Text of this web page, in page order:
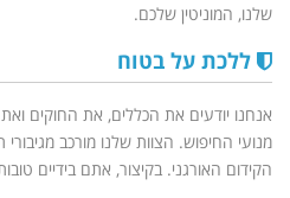
שלנו, המוניטין שלכם.
ללכת על בטוח
אנחנו יודעים את הכללים, את החוקים
מנועי החיפוש. הצוות שלנו מורכב
הקידום האורגני. בקיצור, אתם בידיים